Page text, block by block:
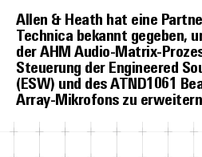
Allen & Heath hat eine
Technica bekannt gegeben,
der AHM Audio-Matrix-
Steuerung der Engineered
(ESW) und des ATND1061
Array-Mikrofons zu